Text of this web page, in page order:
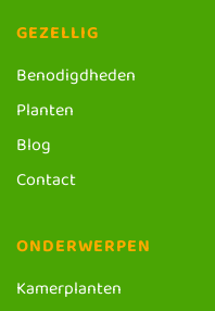
GEZELLIG
Benodigdheden
Planten
Blog
Contact
ONDERWERPEN
Kamerplanten